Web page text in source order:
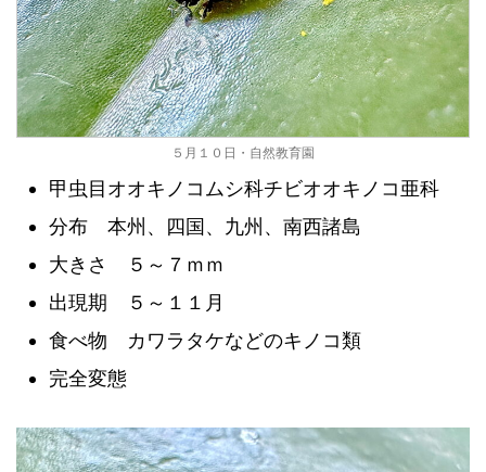
５月１０日・自然教育園
甲虫目オオキノコムシ科チビオオキノコ亜科
分布 本州、四国、九州、南西諸島
大きさ ５～７ｍｍ
出現期 ５～１１月
食べ物 カワラタケなどのキノコ類
完全変態